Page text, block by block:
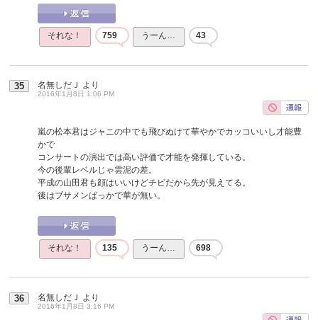
それな！ 759 うーん… 43
35 名無しだＪ より
2016年1月8日 1:06 PM
嵐の松本君はジャニの中でも飛びぬけて華やかでカッコいいし才能豊
かで
コンサートの演出では高い評価で才能を発揮している。
今の後輩レベルじゃ雲泥の差。
平成の山田君も顔はいいけどチビだから先が見えてる。
後はブサメンばっかで華が無い。
それな！ 135 うーん… 698
36 名無しだＪ より
2016年1月8日 3:16 PM